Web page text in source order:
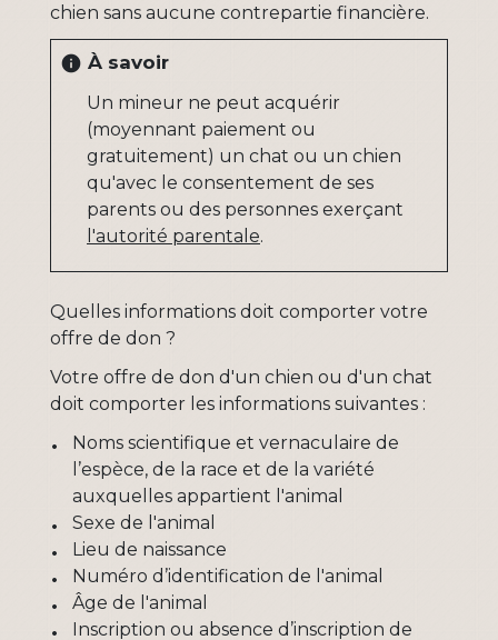
chien sans aucune contrepartie financière.
info À savoir
Un mineur ne peut acquérir
(moyennant paiement ou
gratuitement) un chat ou un chien
qu'avec le consentement de ses
parents ou des personnes exerçant
l'autorité parentale.
Quelles informations doit comporter votre
offre de don ?
Votre offre de don d'un chien ou d'un chat
doit comporter les informations suivantes :
Noms scientifique et vernaculaire de
l’espèce, de la race et de la variété
auxquelles appartient l'animal
Sexe de l'animal
Lieu de naissance
Numéro d’identification de l'animal
Âge de l'animal
Inscription ou absence d’inscription de